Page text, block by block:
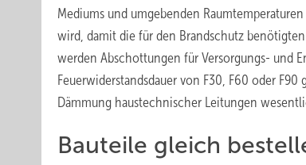
Mediums und umgebenden
wird, damit die für den Brandschutz
werden Abschottungen für Versorgungs- und
Feuerwiderstandsdauer von F30, F60 oder
Dämmung haustechnischer Leitungen
Bauteile gleich